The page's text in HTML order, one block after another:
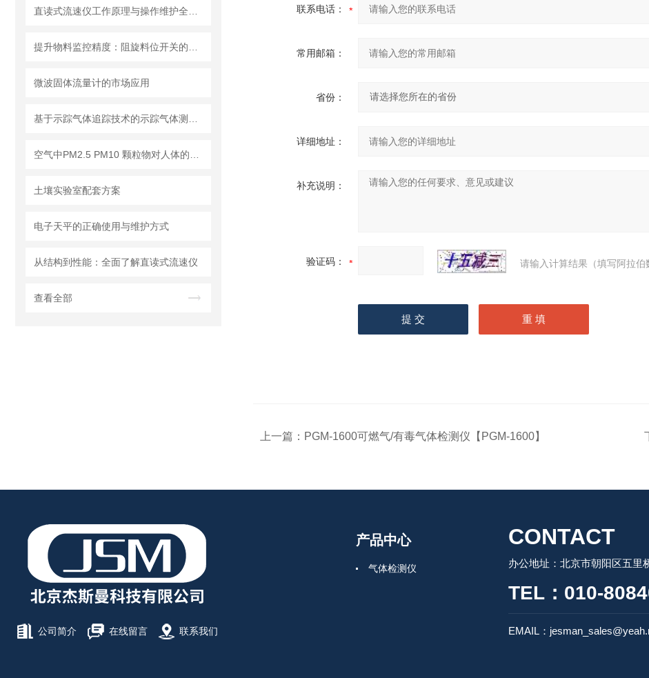
微波固体流量计的市场应用
土壤实验室配套方案
电子天平的正确使用与维护方式
从结构到性能：全面了解直读式流速仪
查看全部
联系电话：
常用邮箱：
省份：
详细地址：
补充说明：
验证码： 请输入计算结果（填写阿拉
上一篇： PGM-1600可燃气/有毒气体检测仪【PGM-1600】
公司简介 在线留言 联系我们
产品中心
气体检测仪
CONTACT
办公地址：北京市朝阳区五里
TEL：010-
EMAIL：